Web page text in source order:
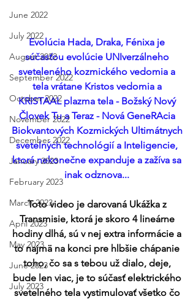
June 2022
July 2022
August 2022
September 2022
October 2022
November 2022
December 2022
January 2023
February 2023
March 2023
April 2023
May 2023
June 2023
July 2023
Evolúcia Hada, Draka, Fénixa je
súčasťou evolúcie UNIverzálneho
sveteleného kozmického vedomia a
tela vrátane Kristos vedomia a
KRISTAAL plazma tela - Božský Nový
Človek Tu a Teraz - Nová GeneRAcia
Biokvantových Kozmických Ultimátnych
svetelných technológií a Inteligencie,
ktorá nekonečne expanduje a zažíva sa
inak odznova...
Toto video je darovaná Ukážka z
Transmisie, ktorá je skoro 4 lineárne
hodiny dlhá, sú v nej extra informácie a
to najmä na konci pre hlbšie chápanie
toho, čo sa s tebou už dialo, deje,
bude len viac, je to súčasť elektrického
svetelného tela vystimulovať všetko čo